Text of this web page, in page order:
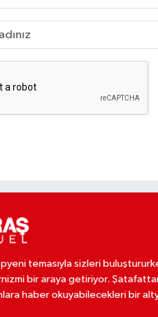
temasıyla sizleri
bir araya getiriyor.
haber okuyabilecekleri bir